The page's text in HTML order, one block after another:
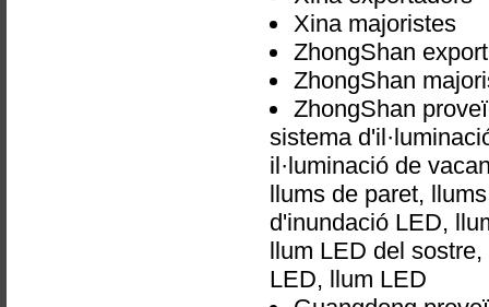
Xina majoristes
ZhongShan
ZhongShan
ZhongShan
sistema
il·luminació de
llums de paret,
d'inundació LED,
llum LED del
LED, llum LED